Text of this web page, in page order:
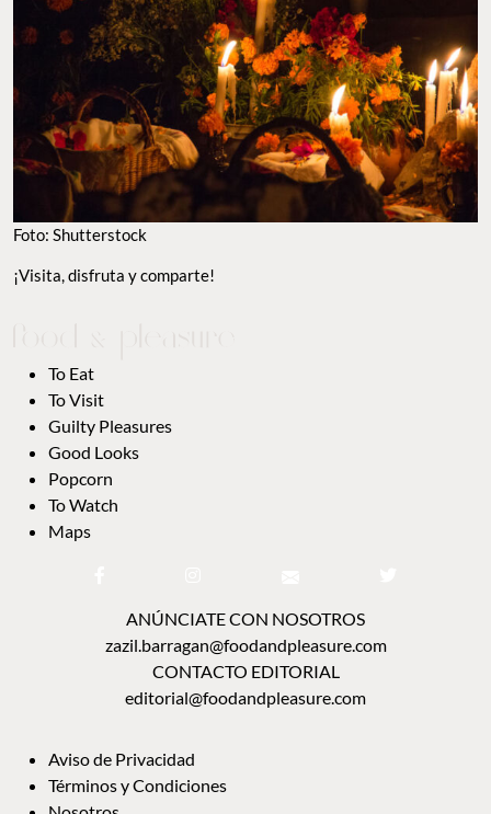
Foto: Shutterstock
¡Visita, disfruta y comparte!
To Eat
To Visit
Guilty Pleasures
Good Looks
Popcorn
To Watch
Maps
ANÚNCIATE CON NOSOTROS
zazil.barragan@foodandpleasure.com
CONTACTO EDITORIAL
editorial@foodandpleasure.com
Aviso de Privacidad
Términos y Condiciones